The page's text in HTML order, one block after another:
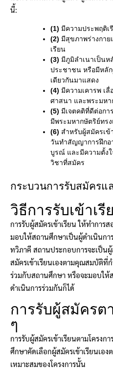
นี้:
(1) มีความประพฤติเ
(2) มีสุขภาพร่างกาย
เรียน
(3) มีภูมิลำเนาเป็นห
ประชาชน หรือมีหลั
เดียวกันมาแสดง
(4) มีความเคารพ เ
ศาสนา และพระมห
(5) มีเจตคติที่ดีต่อกา
มีพระมหากษัตริย์ทร
(6) สำหรับผู้สมัครเข้
วันทำสัญญาการฝึกอ
บูรณ์ และมีความตั้ง
วิชาที่สมัคร
กระบวนการรับสมัครแ
วิธีการรับเข้าเ
การรับผู้สมัครเข้าเรียน ให้ทำการ
มอบให้สถานศึกษาเป็นผู้ดำเนินกา
ทวิภาคี สถานประกอบการจะเป็น
สมัครเข้าเรียนเองตามคุณสมบัติ
ร่วมกับสถานศึกษา หรือจะมอบให้
ดำเนินการร่วมกันก็ได้
การรับผู้สมัครต
ๆ
การรับผู้สมัครเข้าเรียนตามโครง
ศึกษาคัดเลือกผู้สมัครเข้าเรียนเ
เหมาะสมของโครงการนั้น